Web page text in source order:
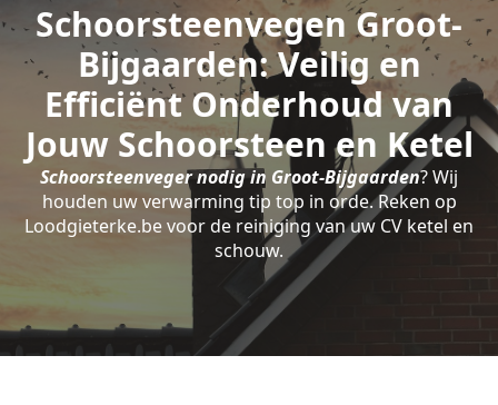
Schoorsteenvegen Groot-
Bijgaarden: Veilig en
Efficiënt Onderhoud van
Jouw Schoorsteen en Ketel
Schoorsteenveger nodig in Groot-Bijgaarden? Wij
houden uw verwarming tip top in orde. Reken op
Loodgieterke.be voor de reiniging van uw CV ketel en
schouw.